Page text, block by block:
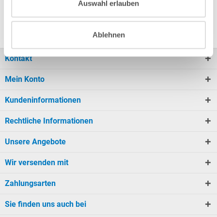
Auswahl erlauben
Ablehnen
Finanzierung
Kontakt
Mein Konto
Kundeninformationen
Rechtliche Informationen
Unsere Angebote
Wir versenden mit
Zahlungsarten
Sie finden uns auch bei